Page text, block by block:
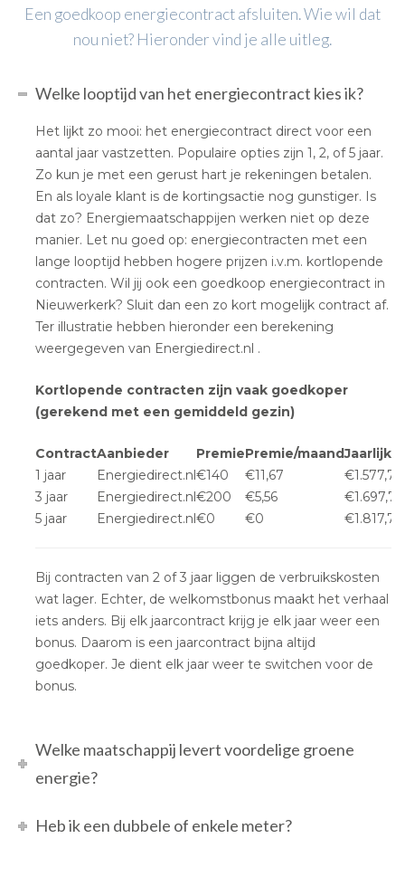
Een goedkoop energiecontract afsluiten. Wie wil dat
nou niet? Hieronder vind je alle uitleg.
Welke looptijd van het energiecontract kies ik?
Het lijkt zo mooi: het energiecontract direct voor een
aantal jaar vastzetten. Populaire opties zijn 1, 2, of 5 jaar.
Zo kun je met een gerust hart je rekeningen betalen.
En als loyale klant is de kortingsactie nog gunstiger. Is
dat zo? Energiemaatschappijen werken niet op deze
manier. Let nu goed op: energiecontracten met een
lange looptijd hebben hogere prijzen i.v.m. kortlopende
contracten. Wil jij ook een goedkoop energiecontract in
Nieuwerkerk? Sluit dan een zo kort mogelijk contract af.
Ter illustratie hebben hieronder een berekening
weergegeven van Energiedirect.nl .
Kortlopende contracten zijn vaak goedkoper
(gerekend met een gemiddeld gezin)
ContractAanbieder PremiePremie/maandJaarlijks
1 jaar
Energiedirect.nl€140 €11,67
€1.577,70
3 jaar
Energiedirect.nl€200 €5,56
€1.697,70
5 jaar
Energiedirect.nl€0 €0 €1.817,70
Bij contracten van 2 of 3 jaar liggen de verbruikskosten
wat lager. Echter, de welkomstbonus maakt het verhaal
iets anders. Bij elk jaarcontract krijg je elk jaar weer een
bonus. Daarom is een jaarcontract bijna altijd
goedkoper. Je dient elk jaar weer te switchen voor de
bonus.
Welke maatschappij levert voordelige groene
energie?
Heb ik een dubbele of enkele meter?